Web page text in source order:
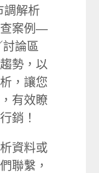
調解析
案例—
論區
勢，以
，讓您
有效瞭
銷！
資料或
聯繫，